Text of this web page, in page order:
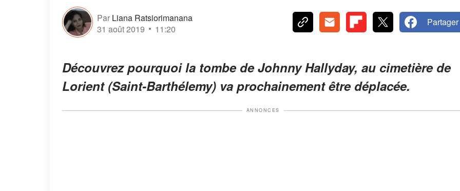
Par Liana Ratsiorimanana
31 août 2019
11:20
Partager
Découvrez pourquoi la tombe de Johnny Hallyday, au cimetière de
Lorient (Saint-Barthélemy) va prochainement être déplacée.
ANNONCES